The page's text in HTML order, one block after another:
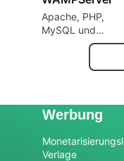
Apache, PHP,
MySQL und
phpMyAdmin auf
bearbeiten
Werbung
Verlage